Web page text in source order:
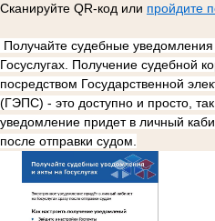
Сканируйте QR-код или пройдите
Получайте судебные
Госуслугах. Получение судебной
посредством Государственной
(ГЭПС) - это доступно и просто,
уведомление придет в личный
после отправки судом.